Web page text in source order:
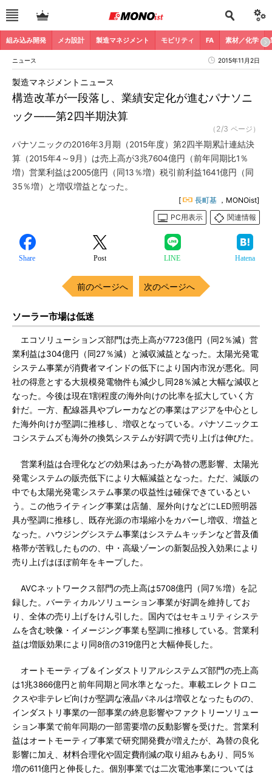
組み込み開発 メカ設計 製造マネジメント モビリティ FA 素材／化学
ニュース 2015年11月2日
構造改革が一段落し、業績安定化が進むパナソニ
ック――第2四半期決算
製造マネジメントニュース
（2/3 ページ）
パナソニックの2016年3月期（2015年度）第2四半期累計連結決
算（2015年4～9月）は売上高が3兆7604億円（前年同期比1％
増）営業利益は2005億円（同13％増）税引前利益1641億円（同
35％増）と増収増益となった。
[ 長町基 ，MONOist]
PC用表示
関連情報
Share Post LINE Hatena
前のページへ 次のページへ
ソーラー市場は低迷
エコソリューションズ部門は売上高が7723億円（同2％減）営
業利益は304億円（同27％減）と減収減益となった。太陽光発電
システム事業が消費者マインドの低下により国内市況が悪化。同
社の得意とする大規模発電物件も減少し同28％減と大幅な減収と
なった。今後は現在1割程度の海外向けの比率を拡大していく方
針だ。一方、配線器具やブレーカなどの事業はアジアを中心とし
た海外向けが堅調に推移し、増収となっている。パナソニックエ
コシステムズも海外の換気システムが好調で売り上げは伸びた。
営業利益は合理化などの効果はあったが為替の悪影響、太陽光
発電システムの販売低下により大幅減益となった。ただ、減販の
中でも太陽光発電システム事業の収益性は確保できているとい
う。この他ライティング事業は店舗、屋外向けなどにLED照明器
具が堅調に推移し、既存光源の市場縮小をカバーし増収、増益と
なった。ハウジングシステム事業はシステムキッチンなど普及価
格帯が苦戦したものの、中・高級ゾーンの新製品投入効果により
売り上げはほぼ前年をキープした。
AVCネットワークス部門の売上高は5708億円（同7％増）を記
録した。バーティカルソリューション事業が好調を維持してお
り、全体の売り上げをけん引した。国内ではセキュリティシステ
ムを含む映像・イメージング事業も堅調に推移している。営業利
益は増販効果により同8倍の319億円と大幅伸長した。
オートモーティブ＆インダストリアルシステムズ部門の売上高
は1兆3866億円と前年同期と同水準となった。車載エレクトロニ
クスや非テレビ向けが堅調な液晶パネルは増収となったものの、
インダストリ事業の一部事業の終息影響やファクトリーソリュー
ション事業で前年同期の一部需要増の反動影響を受けた。営業利
益はオートモーティブ事業で研究開発費が増えたが、為替の良化
影響に加え、材料合理化や固定費削減の取り組みもあり、同5％
増の611億円と伸長した。個別事業では二次電池事業については